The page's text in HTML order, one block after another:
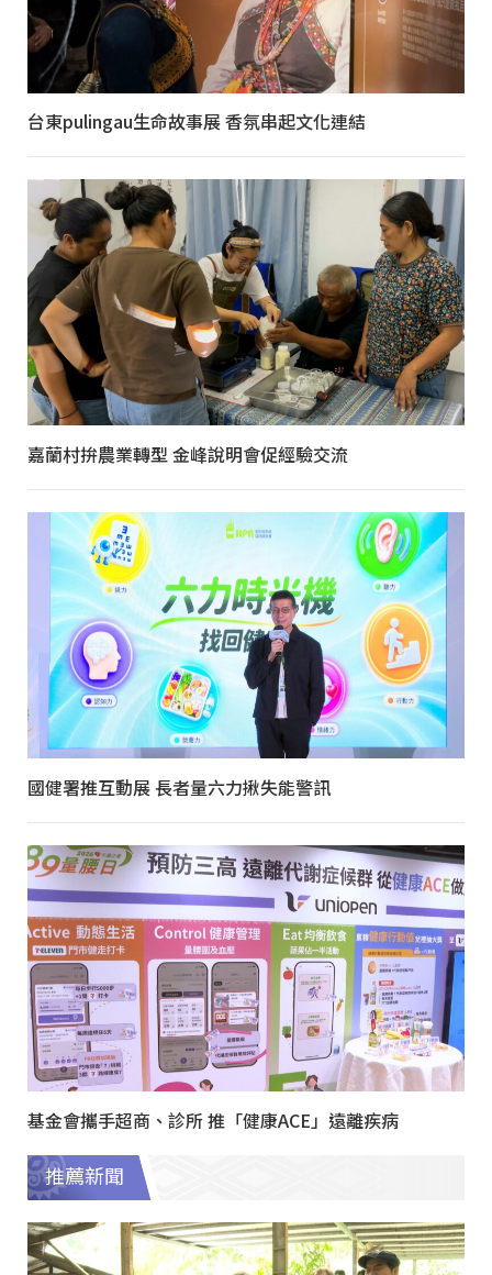
台東pulingau生命故事展 香氛串起文化連結
嘉蘭村拚農業轉型 金峰說明會促經驗交流
國健署推互動展 長者量六力揪失能警訊
基金會攜手超商、診所 推「健康ACE」遠離疾病
推薦新聞